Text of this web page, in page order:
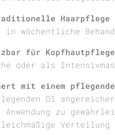
wöchentliche
für Kopfhautpflege,
oder als
mit einem
Öl
zu
Verteilung